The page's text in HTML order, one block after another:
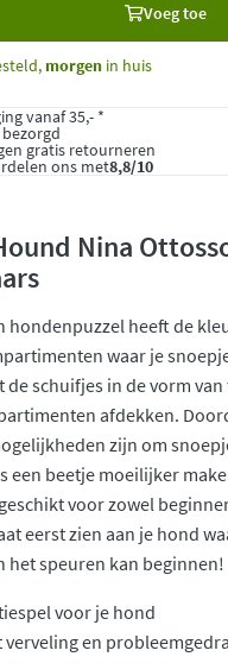
Voeg toe
morgen in huis
vanaf 35,- *
bezorgd
gratis retourneren
ons met8,8/10
Nina
hondenpuzzel heeft de
waar je
de schuifjes in de vorm
afdekken.
zijn om
een beetje moeilijker
voor zowel
eerst zien aan je hond
het speuren kan beginnen!
voor je hond
en